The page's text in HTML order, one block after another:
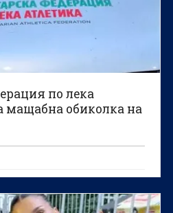
по лека
мащабна обиколка на